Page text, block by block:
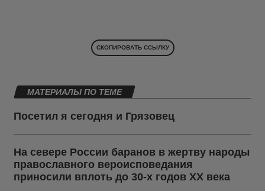
СКОПИРОВАТЬ ССЫЛКУ
МАТЕРИАЛЫ ПО ТЕМЕ
Посетил я сегодня и Грязовец
На севере России баранов в жертву народы
православного вероисповедания
приносили вплоть до 30-х годов ХХ века